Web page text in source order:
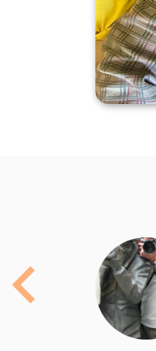
Previous